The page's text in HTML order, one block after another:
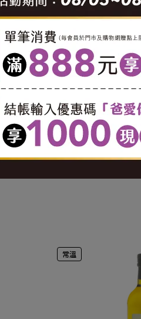
酌收 $150 運費。
酌收 $150 運費。
$799 以實際公里數酌收運費( 1
牛奶等冷藏食品不適用七天鑑
用準則」第2條：消費者保護
者保護法第十九條第一項解除
來電通知客服協助處理。
常溫